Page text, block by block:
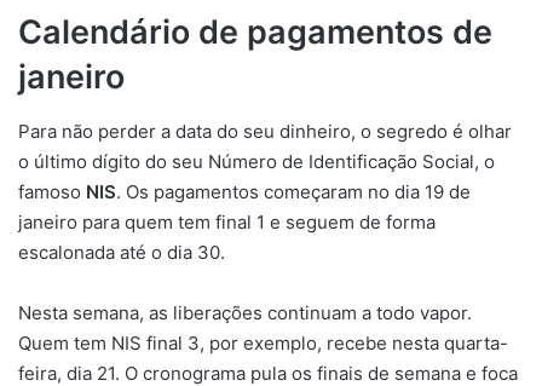
Calendário de pagamentos de
janeiro
Para não perder a data do seu dinheiro, o segredo é olhar
o último dígito do seu Número de Identificação Social, o
famoso NIS. Os pagamentos começaram no dia 19 de
janeiro para quem tem final 1 e seguem de forma
escalonada até o dia 30.
Nesta semana, as liberações continuam a todo vapor.
Quem tem NIS final 3, por exemplo, recebe nesta quarta-
feira, dia 21. O cronograma pula os finais de semana e foca